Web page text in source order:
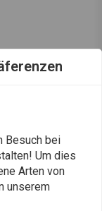
Besuch bei
Um dies
Arten von
unserem